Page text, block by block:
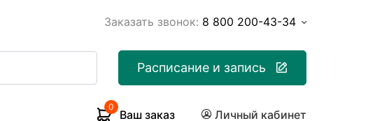
Заказать звонок: 8 800 200-43-34
Расписание и запись
0
Ваш заказ Личный кабинет